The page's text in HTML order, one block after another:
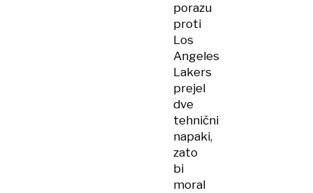
porazu
proti
Los
Angeles
Lakers
prejel
dve
tehnični
napaki,
zato
bi
moral